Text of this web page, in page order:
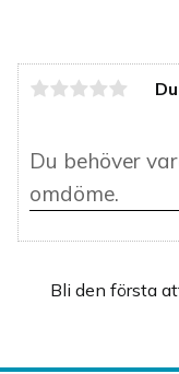
Du
Bli den första